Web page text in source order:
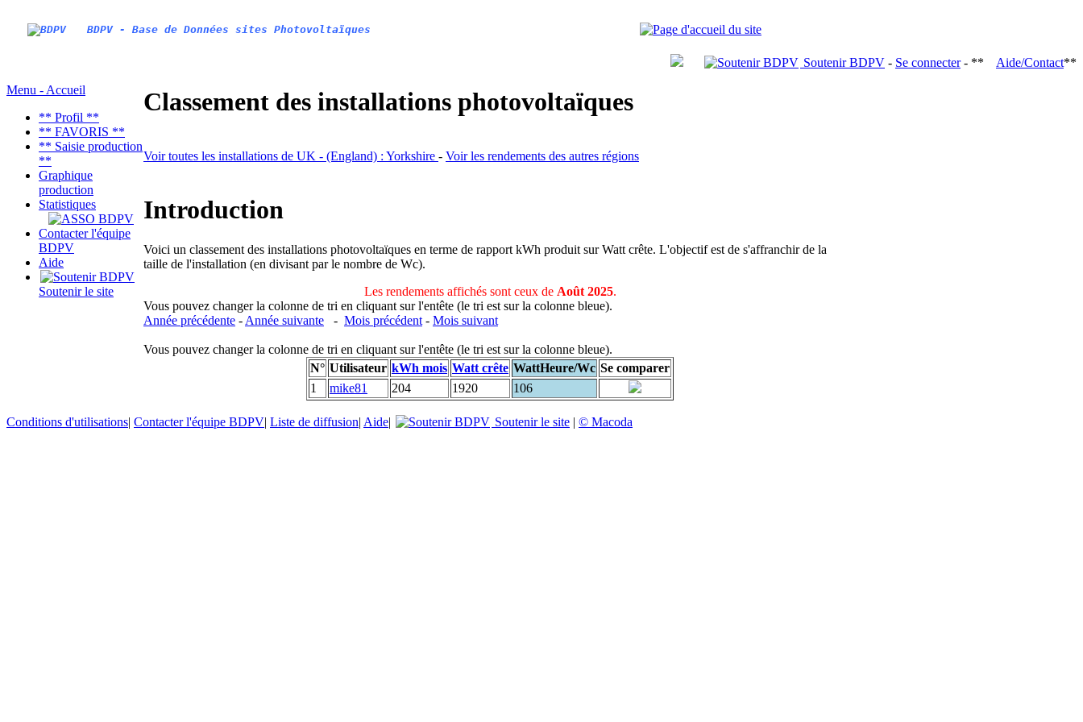
BDPV - Base de Données sites Photovoltaïques
Soutenir BDPV - Se connecter- ** Aide/Contact**
Menu - Accueil
** Profil **
** FAVORIS **
** Saisie production
**
Graphique
production
Statistiques
Contacter l'équipe
BDPV
Aide
Soutenir le site
Classement des installations photovoltaïques
Voir toutes les installations de UK - (England) : Yorkshire - Voir les rendements des autres régions
Introduction
Voici un classement des installations photovoltaïques en terme de rapport kWh produit sur Watt crête. L'objectif est de s'affranchir de la
taille de l'installation (en divisant par le nombre de Wc).
Les rendements affichés sont ceux de Août 2025.
Vous pouvez changer la colonne de tri en cliquant sur l'entête (le tri est sur la colonne bleue).
Année précédente - Année suivante - Mois précédent - Mois suivant
Vous pouvez changer la colonne de tri en cliquant sur l'entête (le tri est sur la colonne bleue).
N° Utilisateur kWh mois Watt crête WattHeure/Wc Se comparer
1
mike81 204 1920 106
Conditions d'utilisations| Contacter l'équipe BDPV| Liste de diffusion| Aide| Soutenir le site | © Macoda